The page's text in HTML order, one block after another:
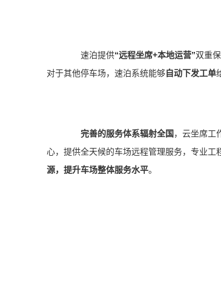
速泊提供“远程坐席+本地运营”双重
对于其他停车场，速泊系统能够自动下发工单
完善的服务体系辐射全国 ，云坐席工
心，提供全天候的车场远程管理服务，专业工
源，提升车场整体服务水平。